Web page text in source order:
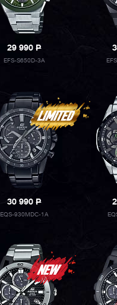
29 990P
EFS-S650D-3A
30 990P
EQS-930MDC-1A